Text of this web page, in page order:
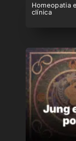
Homeopatia
clínica